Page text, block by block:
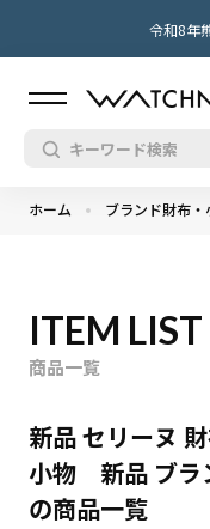
令和8年
ホーム ブランド財布・
ITEM LIST
商品一覧
新品 セリーヌ
小物 新品 ブラ
の商品一覧